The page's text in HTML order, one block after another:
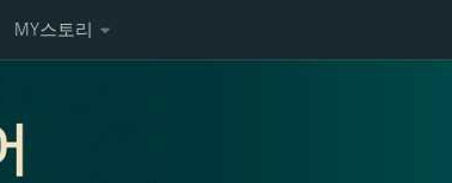
MY스토리